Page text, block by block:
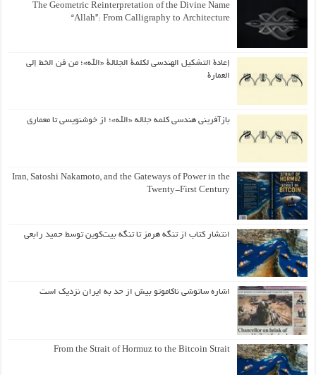
The Geometric Reinterpretation of the Divine Name
“Allah”: From Calligraphy to Architecture
إعادة التشكيل الهندسي لكلمة الجلالة «الله»؛ من فن الخط إلى
العمارة
بازآفرینی هندسی کلمه جلاله «الله»؛ از خوشنویسی تا معماری
Iran, Satoshi Nakamoto, and the Gateways of Power in the
Twenty-First Century
انتشار کتاب از تنگه هرمز تا تنگه بیت‌کوین توسط حمید رابعی
اشاره ساتوشی ناکاموتو بیش از حد به ایران نزدیک است
From the Strait of Hormuz to the Bitcoin Strait